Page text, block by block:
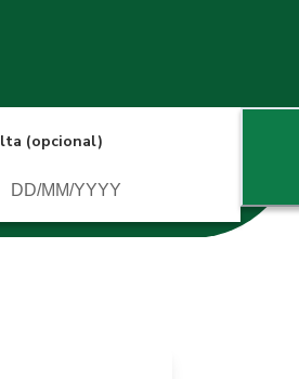
(opcional)